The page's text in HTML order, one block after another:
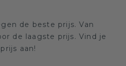
de beste prijs. Van
de laagste prijs. Vind je
aan!